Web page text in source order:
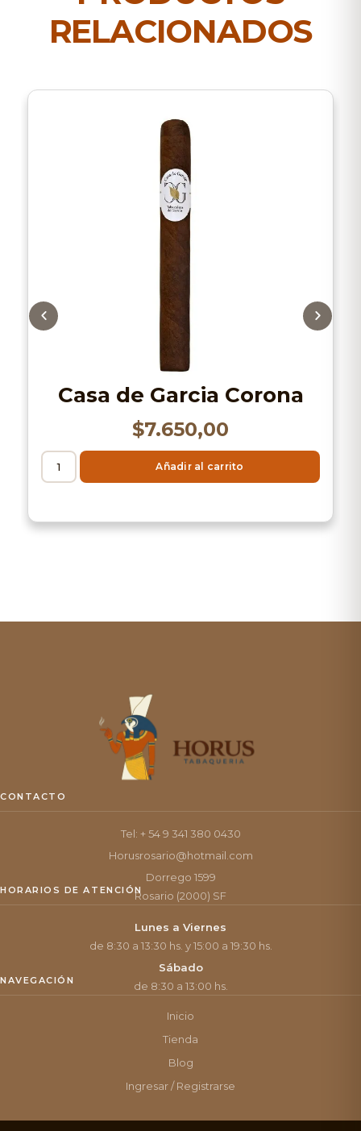
RELACIONADOS
Casa de Garcia Corona
$7.650,00
Añadir al carrito
CONTACTO
Tel: + 54 9 341 380 0430
Horusrosario@hotmail.com
Dorrego 1599
Rosario (2000) SF
HORARIOS DE ATENCIÓN
Lunes a Viernes
de 8:30 a 13:30 hs. y 15:00 a 19:30 hs.
Sábado
de 8:30 a 13:00 hs.
NAVEGACIÓN
Inicio
Tienda
Blog
Ingresar / Registrarse